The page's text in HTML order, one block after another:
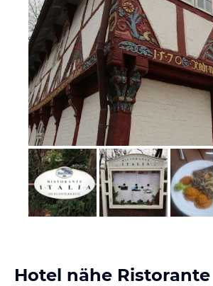
Bild melden
von Wolfram
Hotel nähe